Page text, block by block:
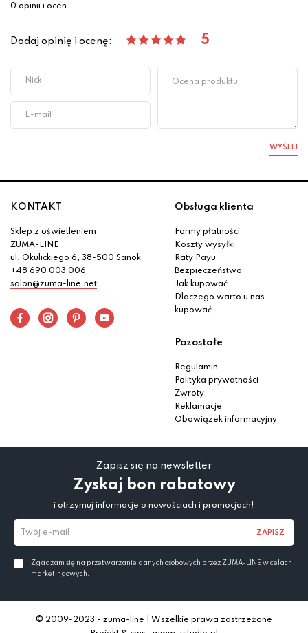
0 opinii i ocen
Dodaj opinię i ocenę: 5
WYŚLIJ
KONTAKT
Sklep z oświetleniem
ZUMA-LINE
ul. Okulickiego 6, 38-500 Sanok
+48 690 003 006
salon@zuma-line.net
Obsługa klienta
Formy płatności
Koszty wysyłki
Raty Payu
Bezpieczeństwo
Jak kupować
Dlaczego warto u nas
kupować
Pozostałe
Regulamin
Polityka prywatności
Zwroty
Reklamacje
Obowiązek informacyjny
Zapisz się na newsletter
Zyskaj bon rabatowy
i otrzymuj informacje o nowościach i promocjach!
ZAPISZ
Zgadzam się na przetwarzanie danych osobowych przez ZUMA-LINE w celach
marketingowych.
© 2009-2023 - zuma-line | Wszelkie prawa zastrzeżone